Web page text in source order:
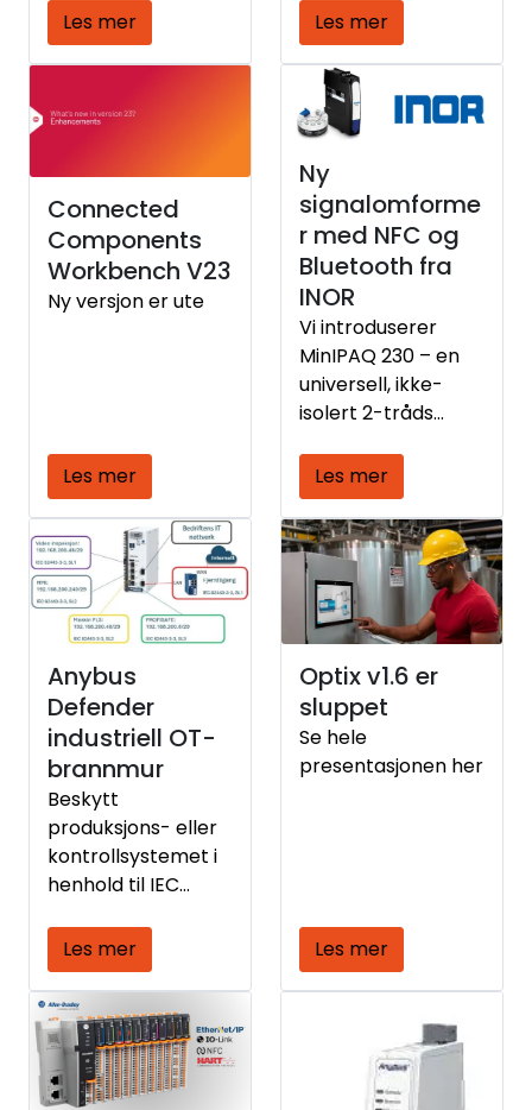
Les mer
feilkonfigurasjoner
eller tekniske feil
kan føre til
langvarig
driftsstans.
spesifikt for OT
sikrer dine kritiske
produksjonsdata.
Les mer
Connected
Components
Workbench V23
Ny versjon er ute
Les mer
Ny
signalomforme
r med NFC og
Bluetooth fra
INOR
Vi introduserer
MinIPAQ 230 – en
universell, ikke-
isolert 2-tråds
trådløs
kommunikasjon.
Les mer
Anybus
Defender
industriell OT-
brannmur
Beskytt
produksjons- eller
kontrollsystemet i
henhold til IEC
Les mer
Optix v1.6 er
sluppet
Se hele
presentasjonen her
Les mer